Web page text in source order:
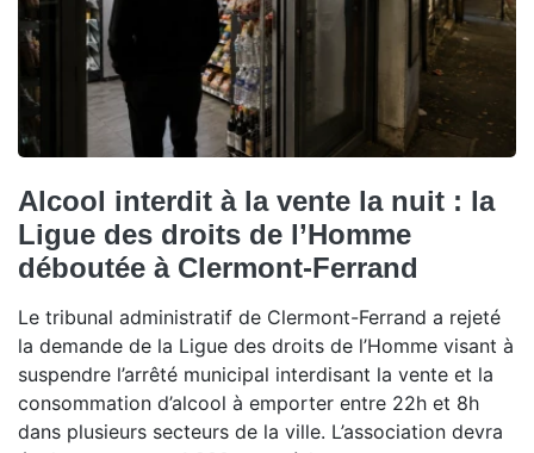
Alcool interdit à la vente la nuit : la
Ligue des droits de l’Homme
déboutée à Clermont-Ferrand
Le tribunal administratif de Clermont-Ferrand a rejeté
la demande de la Ligue des droits de l’Homme visant à
suspendre l’arrêté municipal interdisant la vente et la
consommation d’alcool à emporter entre 22h et 8h
dans plusieurs secteurs de la ville. L’association devra